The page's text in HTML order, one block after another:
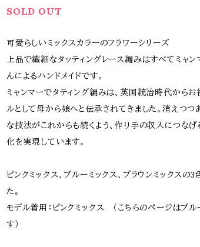
SOLD OUT
可愛らしいミックスカラーのフラワーシリーズ
上品で繊細なタッティングレース編みはすべてミャン
んによるハンドメイドです。
ミャンマーでタティング編みは、英国統治時代からお
ルとして母から娘へと伝承されてきました。消えつつ
な技法がこれからも続くよう、作り手の収入につなげ
化を実現しています。
ピンクミックス、ブルーミックス、ブラウンミックスの
た。
モデル着用：ピンクミックス （こちらのページはブル
す）